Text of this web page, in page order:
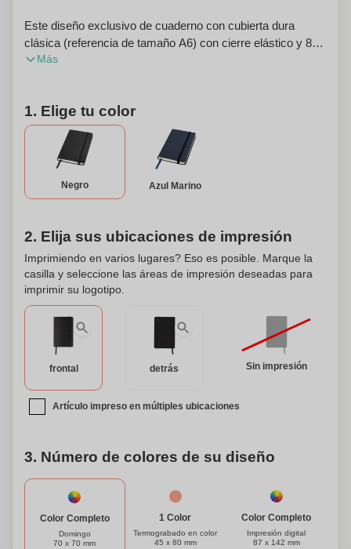
Este diseño exclusivo de cuaderno con cubierta dura
clásica (referencia de tamaño A6) con cierre elástico y 80
hojas (80gsm) de papel rayado es ideal para escribir y
cuaderno puede personalizarse e incluye una funda de caja
de regalo de Journalbooks.
Más
1. Elige tu color
Negro Azul Marino
2. Elija sus ubicaciones de impresión
Imprimiendo en varios lugares? Eso es posible. Marque la
casilla y seleccione las áreas de impresión deseadas para
imprimir su logotipo.
frontal detrás Sin impresión
Artículo impreso en múltiples ubicaciones
3. Número de colores de su diseño
Color Completo
Domingo
70 x 70 mm
1 Color
Termograbado en color
45 x 80 mm
Color Completo
Impresión digital
87 x 142 mm